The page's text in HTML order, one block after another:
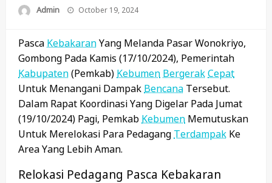
Admin
Posted
October 19, 2024
Pasca KebakaranYang Melanda Pasar Wonokriyo,
Gombong Pada Kamis (17/10/2024), Pemerintah
Kabupaten(Pemkab) Kebumen BergerakCepat
Untuk Menangani Dampak Bencana Tersebut.
Dalam Rapat Koordinasi Yang Digelar Pada Jumat
(19/10/2024) Pagi, Pemkab Kebumen Memutuskan
Untuk Merelokasi Para Pedagang Terdampak Ke
Area Yang Lebih Aman.
Relokasi Pedagang Pasca Kebakaran